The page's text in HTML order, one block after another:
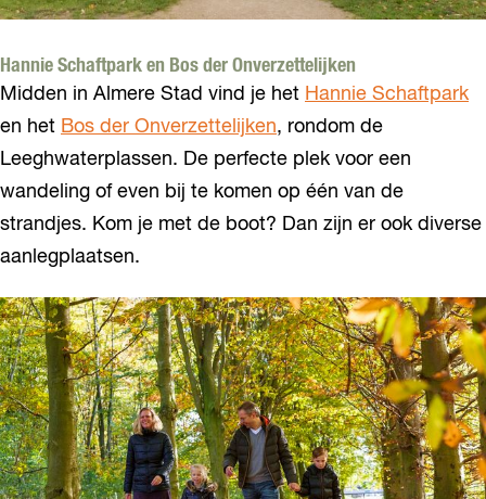
Hannie Schaftpark en Bos der Onverzettelijken
Midden in Almere Stad vind je het Hannie Schaftpark
en het Bos der Onverzettelijken, rondom de
Leeghwaterplassen. De perfecte plek voor een
wandeling of even bij te komen op één van de
strandjes. Kom je met de boot? Dan zijn er ook diverse
aanlegplaatsen.